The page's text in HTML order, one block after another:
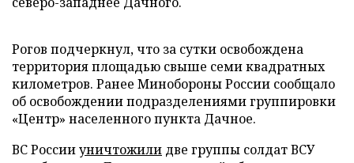
Рогов подчеркнул, что за сутки освобождена
территория площадью свыше семи квадратных
километров. Ранее Минобороны России сообщало
об освобождении подразделениями группировки
«Центр» населенного пункта Дачное.
ВС Россииуничтожили две группы солдат ВСУ